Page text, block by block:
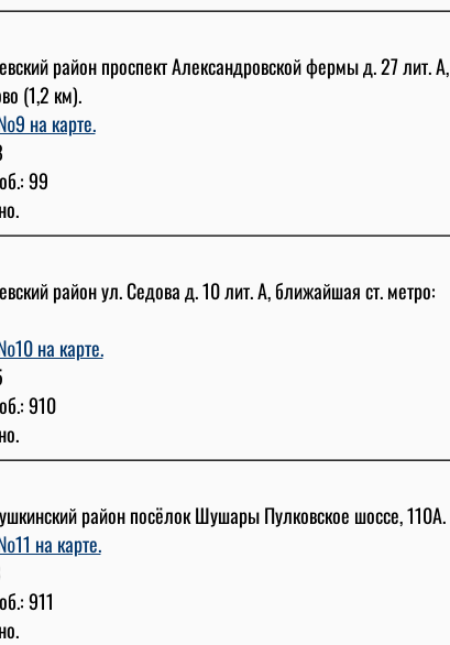
район проспект Александровской фермы д. 27 лит. А,
(1,2 км).
на карте.
99
район ул. Седова д. 10 лит. А, ближайшая ст. метро:
на карте.
910
район посёлок Шушары Пулковское шоссе, 110А.
на карте.
911